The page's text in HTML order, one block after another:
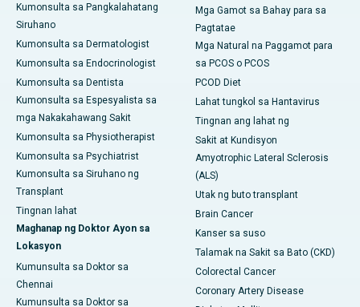
Kumonsulta sa Pangkalahatang
Siruhano
Kumonsulta sa Dermatologist
Kumonsulta sa Endocrinologist
Kumonsulta sa Dentista
Kumonsulta sa Espesyalista sa
mga Nakakahawang Sakit
Kumonsulta sa Physiotherapist
Kumonsulta sa Psychiatrist
Kumonsulta sa Siruhano ng
Transplant
Tingnan lahat
Maghanap ng Doktor Ayon sa
Lokasyon
Kumunsulta sa Doktor sa
Chennai
Kumunsulta sa Doktor sa
Mga Gamot sa Bahay para sa
Pagtatae
Mga Natural na Paggamot para
sa PCOS o PCOS
PCOD Diet
Lahat tungkol sa Hantavirus
Tingnan ang lahat ng
Sakit at Kundisyon
Amyotrophic Lateral Sclerosis
(ALS)
Utak ng buto transplant
Brain Cancer
Kanser sa suso
Talamak na Sakit sa Bato (CKD)
Colorectal Cancer
Coronary Artery Disease